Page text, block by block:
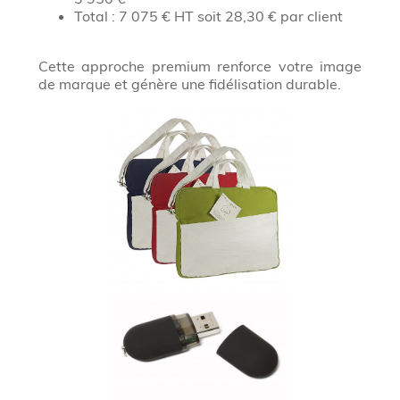
Total : 7 075 € HT soit 28,30 € par client
Cette approche premium renforce votre image
de marque et génère une fidélisation durable.